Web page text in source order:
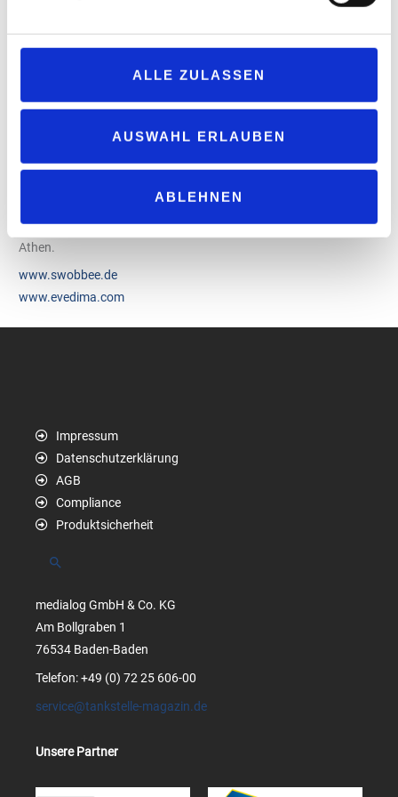
ALLE ZULASSEN
AUSWAHL ERLAUBEN
ABLEHNEN
Arbeit unseres Teams und helfen uns dabei, die Flotten unserer
Kunden intelligent und nachhaltig zu managen. Dank der
einen optimalen Einblick in den Zustand des Batteriepools.“
In den kommenden Wochen sollen weitere Swobbee-Stationen
aufgestellt werden, darunter auch in der griechischen Hauptstadt
Athen.
www.swobbee.de
www.evedima.com
Impressum
Datenschutzerklärung
AGB
Compliance
Produktsicherheit
Suchen
medialog GmbH & Co. KG
Am Bollgraben 1
76534 Baden-Baden
Telefon: +49 (0) 72 25 606-00
service@tankstelle-magazin.de
Unsere Partner